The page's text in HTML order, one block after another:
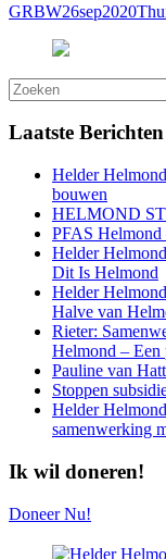
Laatste Berichten
Helder
bouwen
HELMOND
PFAS Helmond
Helder
Dit Is Helmond
Helder
Halve van
Rieter:
Helmond – Een
Pauline van
Stoppen
Helder
samenwerking
Ik wil doneren!
Doneer Nu!